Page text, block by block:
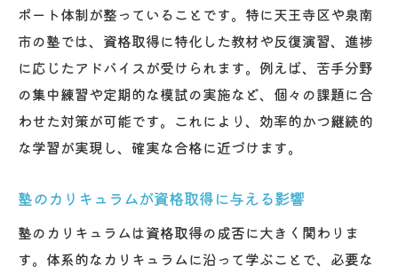
ポート体制が整っていることです。特に天王寺区や泉南
市の塾では、資格取得に特化した教材や反復演習、進捗
に応じたアドバイスが受けられます。例えば、苦手分野
の集中練習や定期的な模試の実施など、個々の課題に合
わせた対策が可能です。これにより、効率的かつ継続的
な学習が実現し、確実な合格に近づけます。
塾のカリキュラムが資格取得に与える影響
塾のカリキュラムは資格取得の成否に大きく関わりま
す。体系的なカリキュラムに沿って学ぶことで、必要な